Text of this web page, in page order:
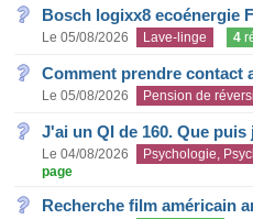
Bosch logixx8 ecoénergie
Le 05/08/2026 Lave-linge 4
Comment prendre contact
Le 05/08/2026 Pension de
J'ai un QI de 160. Que
Le 04/08/2026 Psychologie,
page
Recherche film américain